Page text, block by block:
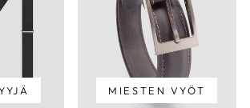
MIESTEN VYÖT